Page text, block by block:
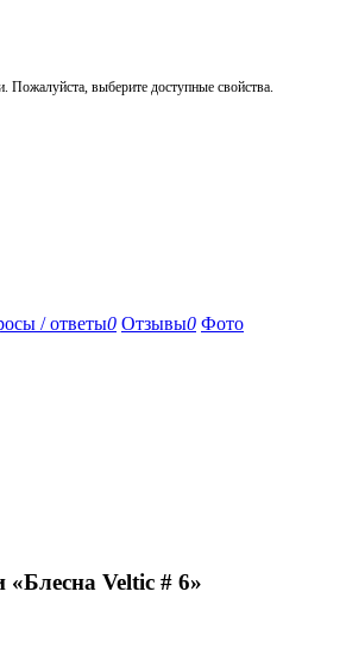
Пожалуйста, выберите доступные свойства.
/ ответы0 Отзывы0 Фото
Veltic # 6»